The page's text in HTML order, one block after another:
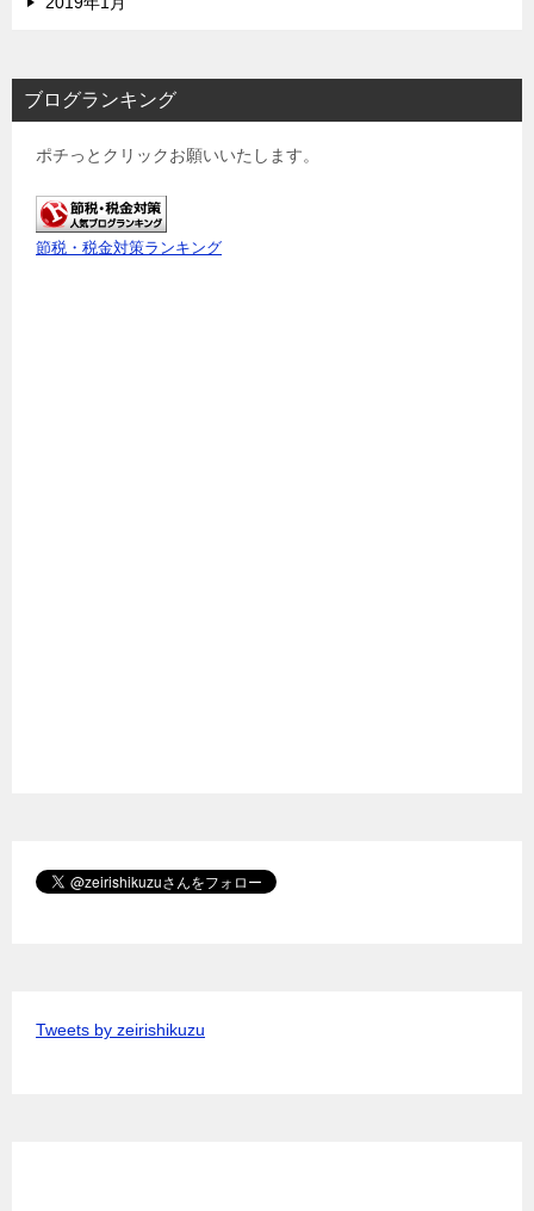
ブログランキング
ポチっとクリックお願いいたします。
節税・税金対策ランキング
Tweets by zeirishikuzu